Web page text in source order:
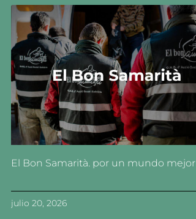
El Bon Samarità. por un mundo mejor
julio 20, 2026